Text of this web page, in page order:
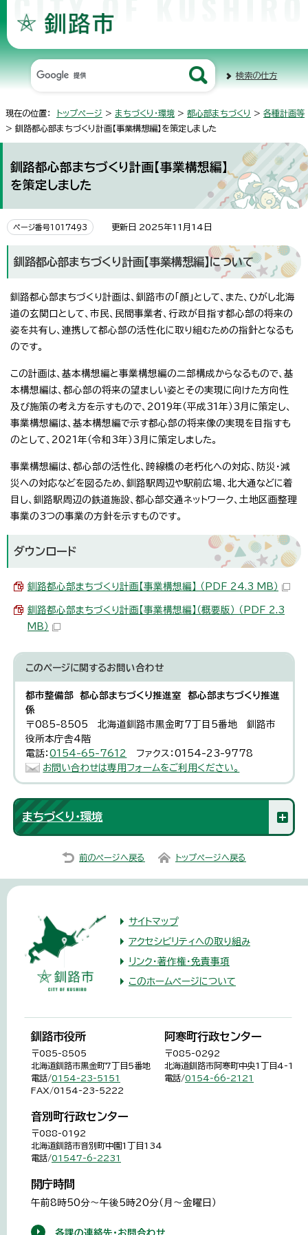
検索の仕方
現在の位置： トップページ > まちづくり・環境 > 都心部まちづくり > 各種計画等
> 釧路都心部まちづくり計画【事業構想編】を策定しました
釧路都心部まちづくり計画【事業構想編】
を策定しました
ページ番号1017493 更新日 2025年11月14日
釧路都心部まちづくり計画【事業構想編】について
釧路都心部まちづくり計画は、釧路市の「顔」として、また、ひがし北海
道の玄関口として、市民、民間事業者、行政が目指す都心部の将来の
姿を共有し、連携して都心部の活性化に取り組むための指針となるも
のです。
この計画は、基本構想編と事業構想編の二部構成からなるもので、基
本構想編は、都心部の将来の望ましい姿とその実現に向けた方向性
及び施策の考え方を示すもので、2019年（平成31年）3月に策定し、
事業構想編は、基本構想編で示す都心部の将来像の実現を目指すも
のとして、2021年（令和3年）3月に策定しました。
事業構想編は、都心部の活性化、跨線橋の老朽化への対応、防災・減
災への対応などを図るため、釧路駅周辺や駅前広場、北大通などに着
目し、釧路駅周辺の鉄道施設、都心部交通ネットワーク、土地区画整理
事業の3つの事業の方針を示すものです。
ダウンロード
釧路都心部まちづくり計画【事業構想編】 （PDF 24.3 MB）
釧路都心部まちづくり計画【事業構想編】（概要版） （PDF 2.3
MB）
このページに関するお問い合わせ
都市整備部 都心部まちづくり推進室 都心部まちづくり推進
係
〒085-8505 北海道釧路市黒金町7丁目5番地 釧路市
役所本庁舎4階
電話：0154-65-7612
ファクス：0154-23-9778
お問い合わせは専用フォームをご利用ください。
まちづくり・環境
前のページへ戻る トップページへ戻る
サイトマップ
アクセシビリティへの取り組み
リンク・著作権・免責事項
このホームページについて
釧路市役所
〒085-8505
北海道釧路市黒金町7丁目5番地
電話/0154-23-5151
FAX/0154-23-5222
阿寒町行政センター
〒085-0292
北海道釧路市阿寒町中央1丁目4-1
電話/0154-66-2121
音別町行政センター
〒088-0192
北海道釧路市音別町中園1丁目134
電話/01547-6-2231
開庁時間
午前8時50分～午後5時20分（月～金曜日）
各課の連絡先・お問合わせ